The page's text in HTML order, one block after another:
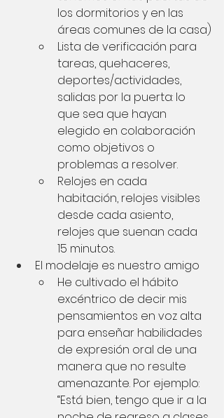
los dormitorios y en las
áreas comunes de la casa)
Lista de verificación para
tareas, quehaceres,
deportes/actividades,
salidas por la puerta: lo
que sea que hayan
elegido en colaboración
como objetivos o
problemas a resolver.
Relojes en cada
habitación, relojes visibles
desde cada asiento,
relojes que suenan cada
15 minutos.
El modelaje es nuestro amigo
He cultivado el hábito
excéntrico de decir mis
pensamientos en voz alta
para enseñar habilidades
de expresión oral de una
manera que no resulte
amenazante. Por ejemplo:
“Está bien, tengo que ir a la